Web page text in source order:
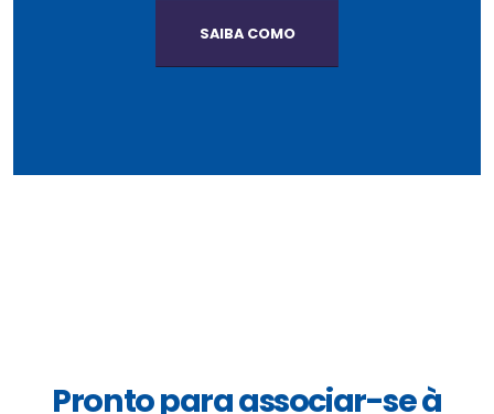
SAIBA COMO
Pronto para associar-se à